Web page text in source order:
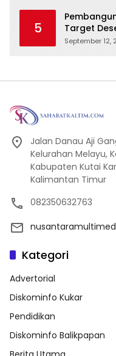
5
Target
September 12,
Jalan Danau Aji
Kelurahan Melayu,
Kabupaten Kutai
Kalimantan Timur
082350632763
Kategori
Advertorial
Diskominfo Kukar
Pendidikan
Diskominfo Balikpapan